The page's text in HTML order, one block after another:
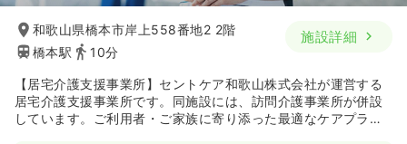
和歌山県橋本市岸上558番地2 2階
橋本駅
10分
施設詳細
【居宅介護支援事業所】セントケア和歌山株式会社が運営する
居宅介護支援事業所です。同施設には、訪問介護事業所が併設
しています。ご利用者・ご家族に寄り添った最適なケアプラン